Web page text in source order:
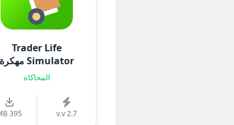
Trader Life
Simulator مهكرة
المحاكاة
v.v 2.7
395 MB